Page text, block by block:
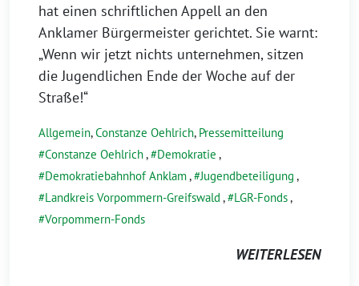
hat einen schriftlichen Appell an den
Anklamer Bürgermeister gerichtet. Sie warnt:
„Wenn wir jetzt nichts unternehmen, sitzen
die Jugendlichen Ende der Woche auf der
Straße!“
Allgemein,Constanze Oehlrich, Pressemitteilung
Constanze Oehlrich, Demokratie ,
Demokratiebahnhof Anklam, Jugendbeteiligung ,
Landkreis Vorpommern-Greifswald , LGR-Fonds,
Vorpommern-Fonds
WEITERLESEN